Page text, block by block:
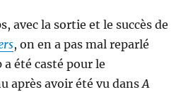
avec la sortie et le succès de
, on en a pas mal reparlé
été casté pour le
après avoir été vu dansA